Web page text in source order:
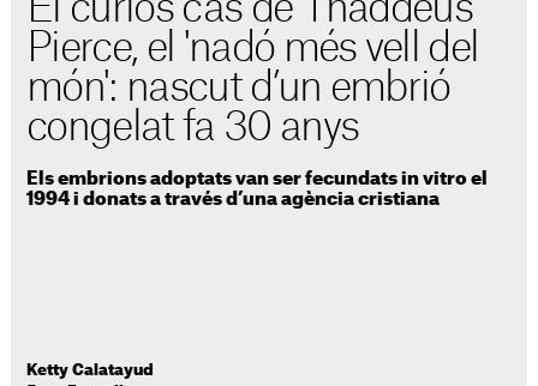
El curiós cas de Thaddeus
Pierce, el 'nadó més vell del
món': nascut d’un embrió
congelat fa 30 anys
Els embrions adoptats van ser fecundats in vitro el
1994 i donats a través d’una agència cristiana
Ketty Calatayud